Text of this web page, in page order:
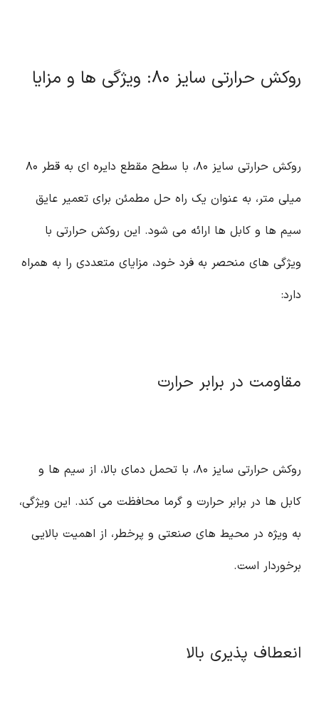
روکش حرارتی سایز ۸۰: ویژگی ها و مزایا
روکش حرارتی سایز ۸۰، با سطح مقطع دایره ای به قطر ۸۰
میلی متر، به عنوان یک راه حل مطمئن برای تعمیر عایق
سیم ها و کابل ها ارائه می شود. این روکش حرارتی با
ویژگی های منحصر به فرد خود، مزایای متعددی را به همراه
دارد:
مقاومت در برابر حرارت
روکش حرارتی سایز ۸۰، با تحمل دمای بالا، از سیم ها و
کابل ها در برابر حرارت و گرما محافظت می کند. این ویژگی،
به ویژه در محیط های صنعتی و پرخطر، از اهمیت بالایی
برخوردار است.
انعطاف پذیری بالا